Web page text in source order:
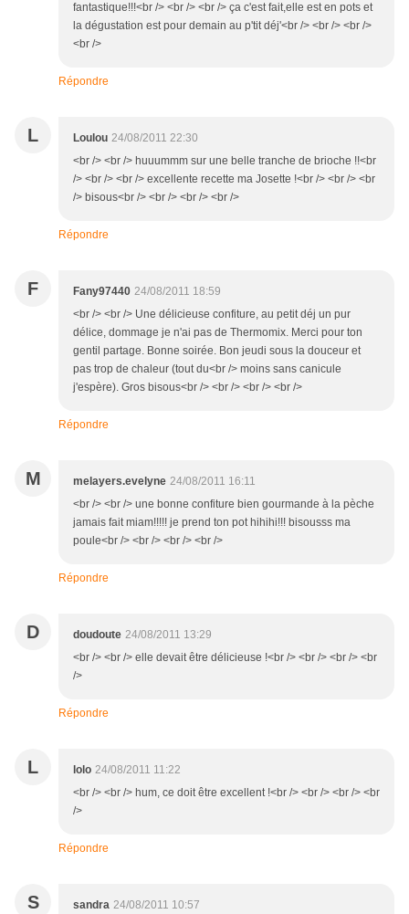
fantastique!!!<br /> <br /> <br /> ça c'est fait,elle est en pots et
la dégustation est pour demain au p'tit déj'<br /> <br /> <br />
<br />
Répondre
L Loulou 24/08/2011 22:30
<br /> <br /> huuummm sur une belle tranche de brioche !!<br
/> <br /> <br /> excellente recette ma Josette !<br /> <br /> <br
/> bisous<br /> <br /> <br /> <br />
Répondre
F Fany97440 24/08/2011 18:59
<br /> <br /> Une délicieuse confiture, au petit déj un pur
délice, dommage je n'ai pas de Thermomix. Merci pour ton
gentil partage. Bonne soirée. Bon jeudi sous la douceur et
pas trop de chaleur (tout du<br /> moins sans canicule
j'espère). Gros bisous<br /> <br /> <br /> <br />
Répondre
M melayers.evelyne 24/08/2011 16:11
<br /> <br /> une bonne confiture bien gourmande à la pèche
jamais fait miam!!!!! je prend ton pot hihihi!!! bisousss ma
poule<br /> <br /> <br /> <br />
Répondre
D doudoute 24/08/2011 13:29
<br /> <br /> elle devait être délicieuse !<br /> <br /> <br /> <br
/>
Répondre
L lolo 24/08/2011 11:22
<br /> <br /> hum, ce doit être excellent !<br /> <br /> <br /> <br
/>
Répondre
S sandra 24/08/2011 10:57